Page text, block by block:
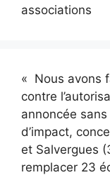
associations
« Nous avons
contre
annoncée
d’impact,
et Salvergues
remplacer 23